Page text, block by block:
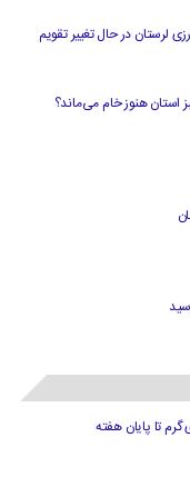
لرستان در حال تغییر تقویم
تا پایان هفته